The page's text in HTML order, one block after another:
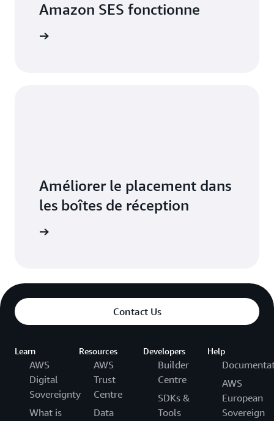
Amazon SES fonctionne
Améliorer le placement dans
les boîtes de réception
Contact Us
Learn
AWS
Digital
Sovereignty
What is
Resources
AWS
Trust
Centre
Data
Developers
Builder
Centre
SDKs &
Tools
Help
AWS
European
Sovereign